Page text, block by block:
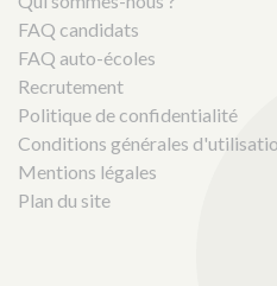
FAQ candidats
FAQ auto-écoles
Recrutement
Politique de confidentialité
Conditions générales
Mentions légales
Plan du site